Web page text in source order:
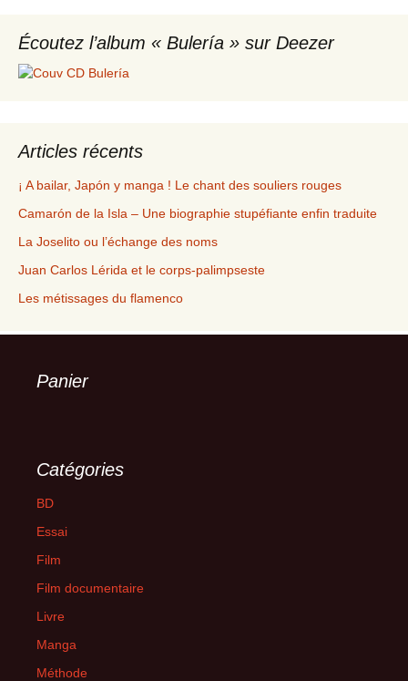
Écoutez l’album « Bulería » sur Deezer
Articles récents
¡ A bailar, Japón y manga ! Le chant des souliers rouges
Camarón de la Isla – Une biographie stupéfiante enfin traduite
La Joselito ou l’échange des noms
Juan Carlos Lérida et le corps-palimpseste
Les métissages du flamenco
Panier
Catégories
BD
Essai
Film
Film documentaire
Livre
Manga
Méthode